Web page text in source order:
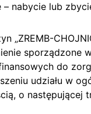
nabycie lub
„ZREMB-
do
udziału w
o następującej